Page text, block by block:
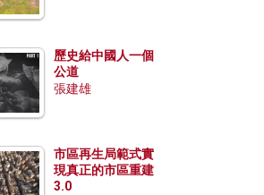
歷史給中國人一個
公道
張建雄
市區再生局範式實
現真正的市區重建
3.0